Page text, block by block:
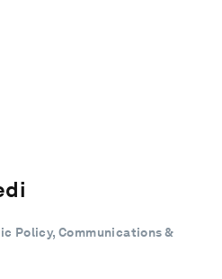
Policy, Communications &